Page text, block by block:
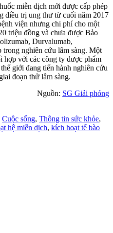
miễn dịch mới được cấp phép
điều trị ung thư từ cuối năm 2017
viện nhưng chi phí cho một
triệu đồng và chưa được Bảo
Durvalumab,
trong nghiên cứu lâm sàng. Một
hợp với các công ty dược phẩm
giới đang tiến hành nghiên cứu
đoạn thử lâm sàng.
Nguồn: SG Giải phóng
Cuộc sống, Thông tin sức khỏe,
hệ miễn dịch, kích hoạt tế bào